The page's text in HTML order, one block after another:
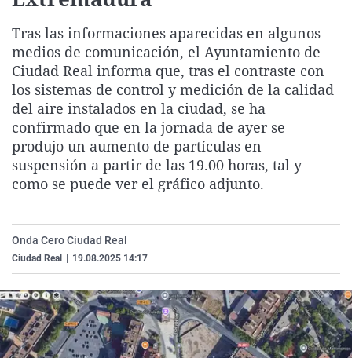
Gente viajera
Como el perro y el
Retornados
Equipo de
Operación Viuda
Galicia
La Rioja
Navarra
País Vasco
Televisión
Elecciones
Tras las informaciones aparecidas en algunos
medios de comunicación, el Ayuntamiento de
Ciudad Real informa que, tras el contraste con
los sistemas de control y medición de la calidad
del aire instalados en la ciudad, se ha
confirmado que en la jornada de ayer se
produjo un aumento de partículas en
suspensión a partir de las 19.00 horas, tal y
como se puede ver el gráfico adjunto.
Onda Cero Ciudad Real
Ciudad Real 19.08.2025 14:17